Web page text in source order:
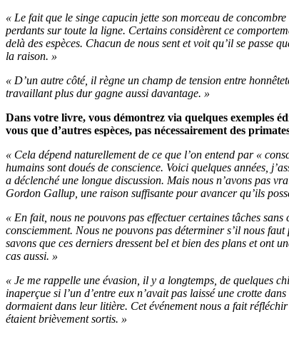
« Le fait que le singe capucin jette son morceau de
perdants sur toute la ligne. Certains considèrent ce
delà des espèces. Chacun de nous sent et voit qu’il se passe
la raison. »
« D’un autre côté, il règne un champ de tension entre
travaillant plus dur gagne aussi davantage. »
Dans votre livre, vous démontrez via quelques exemples
vous que d’autres espèces, pas nécessairement des
« Cela dépend naturellement de ce que l’on entend par «
humains sont doués de conscience. Voici quelques années,
a déclenché une longue discussion. Mais nous n’avons pas
Gordon Gallup, une raison suffisante pour avancer qu’ils
« En fait, nous ne pouvons pas effectuer certaines tâches
consciemment. Nous ne pouvons pas déterminer s’il nous
savons que ces derniers dressent bel et bien des plans et ont
cas aussi. »
« Je me rappelle une évasion, il y a longtemps, de quelques
inaperçue si l’un d’entre eux n’avait pas laissé une crotte
dormaient dans leur litière. Cet événement nous a fait
étaient brièvement sortis. »